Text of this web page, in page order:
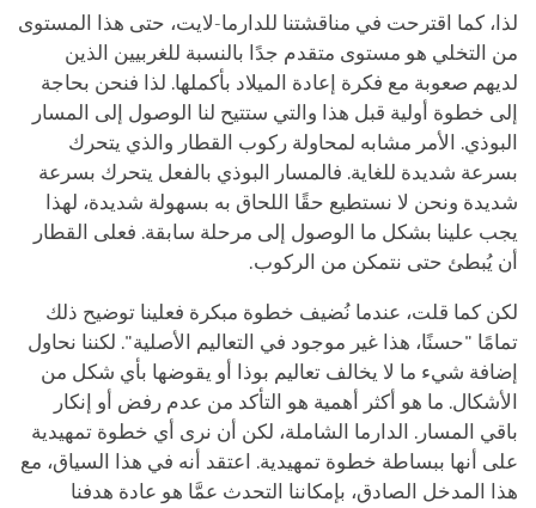
لذا، كما اقترحت في مناقشتنا للدارما-لايت، حتى هذا المستوى
من التخلي هو مستوى متقدم جدًا بالنسبة للغربيين الذين
لديهم صعوبة مع فكرة إعادة الميلاد بأكملها. لذا فنحن بحاجة
إلى خطوة أولية قبل هذا والتي ستتيح لنا الوصول إلى المسار
البوذي. الأمر مشابه لمحاولة ركوب القطار والذي يتحرك
بسرعة شديدة للغاية. فالمسار البوذي بالفعل يتحرك بسرعة
شديدة ونحن لا نستطيع حقًا اللحاق به بسهولة شديدة، لهذا
يجب علينا بشكل ما الوصول إلى مرحلة سابقة. فعلى القطار
أن يُبطئ حتى نتمكن من الركوب.
لكن كما قلت، عندما نُضيف خطوة مبكرة فعلينا توضيح ذلك
تمامًا "حسنًا، هذا غير موجود في التعاليم الأصلية". لكننا نحاول
إضافة شيء ما لا يخالف تعاليم بوذا أو يقوضها بأي شكل من
الأشكال. ما هو أكثر أهمية هو التأكد من عدم رفض أو إنكار
باقي المسار. الدارما الشاملة، لكن أن نرى أي خطوة تمهيدية
على أنها ببساطة خطوة تمهيدية. اعتقد أنه في هذا السياق، مع
هذا المدخل الصادق، بإمكاننا التحدث عمَّا هو عادة هدفنا